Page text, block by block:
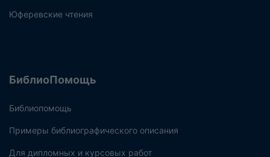
Юферевские чтения
БиблиоПомощь
Библиопомощь
Примеры библиографического описания
Для дипломных и курсовых работ